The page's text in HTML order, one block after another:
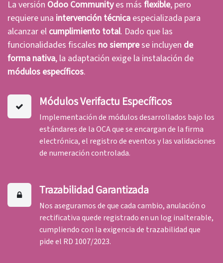
La versión Odoo Communityes más flexible, pero
requiere una intervención técnica especializada para
alcanzar el cumplimiento total. Dado que las
funcionalidades fiscales no siemprese incluyen de
forma nativa, la adaptación exige la instalación de
módulos específicos.
Módulos Verifactu Específicos
Implementación de módulos desarrollados bajo los
estándares de la OCA que se encargan de la firma
electrónica, el registro de eventos y las validaciones
de numeración controlada.
Trazabilidad Garantizada
Nos aseguramos de que cada cambio, anulación o
rectificativa quede registrado en un log inalterable,
cumpliendo con la exigencia de trazabilidad que
pide el RD 1007/2023.